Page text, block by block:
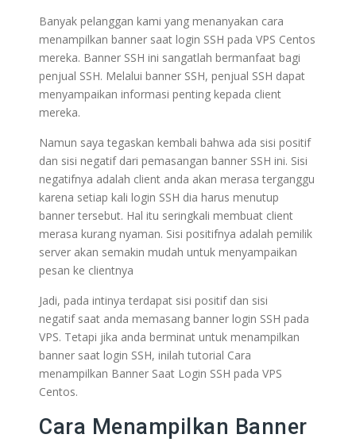
Banyak pelanggan kami yang menanyakan cara
menampilkan banner saat login SSH pada VPS Centos
mereka. Banner SSH ini sangatlah bermanfaat bagi
penjual SSH. Melalui banner SSH, penjual SSH dapat
menyampaikan informasi penting kepada client
mereka.
Namun saya tegaskan kembali bahwa ada sisi positif
dan sisi negatif dari pemasangan banner SSH ini. Sisi
negatifnya adalah client anda akan merasa terganggu
karena setiap kali login SSH dia harus menutup
banner tersebut. Hal itu seringkali membuat client
merasa kurang nyaman. Sisi positifnya adalah pemilik
server akan semakin mudah untuk menyampaikan
pesan ke clientnya
Jadi, pada intinya terdapat sisi positif dan sisi
negatif saat anda memasang banner login SSH pada
VPS. Tetapi jika anda berminat untuk menampilkan
banner saat login SSH, inilah tutorial Cara
menampilkan Banner Saat Login SSH pada VPS
Centos.
Cara Menampilkan Banner